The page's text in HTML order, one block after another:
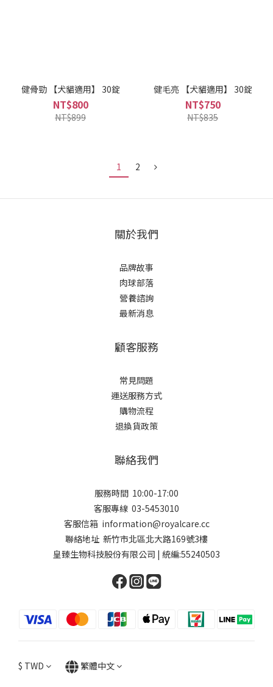
健骨勁 【犬貓適用】 30錠
NT$800
NT$899
健毛亮 【犬貓適用】 30錠
NT$750
NT$835
1 2
關於我們
品牌故事
肉球部落
營養諮詢
最新消息
顧客服務
常見問題
運送服務方式
購物流程
退換貨政策
聯絡我們
服務時間 10:00-17:00
客服專線 03-5453010
客服信箱 ​information@royalcare.cc
聯絡地址 新竹市北區北大路169號3樓
皇臻生物科技股份有限公司 | 統編:55240503
$ TWD 繁體中文